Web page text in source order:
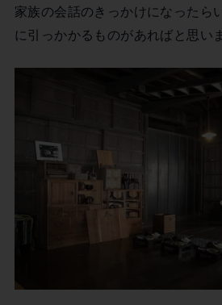
家族の会話のきっかけになったら
に引っかかるものがあればと思い